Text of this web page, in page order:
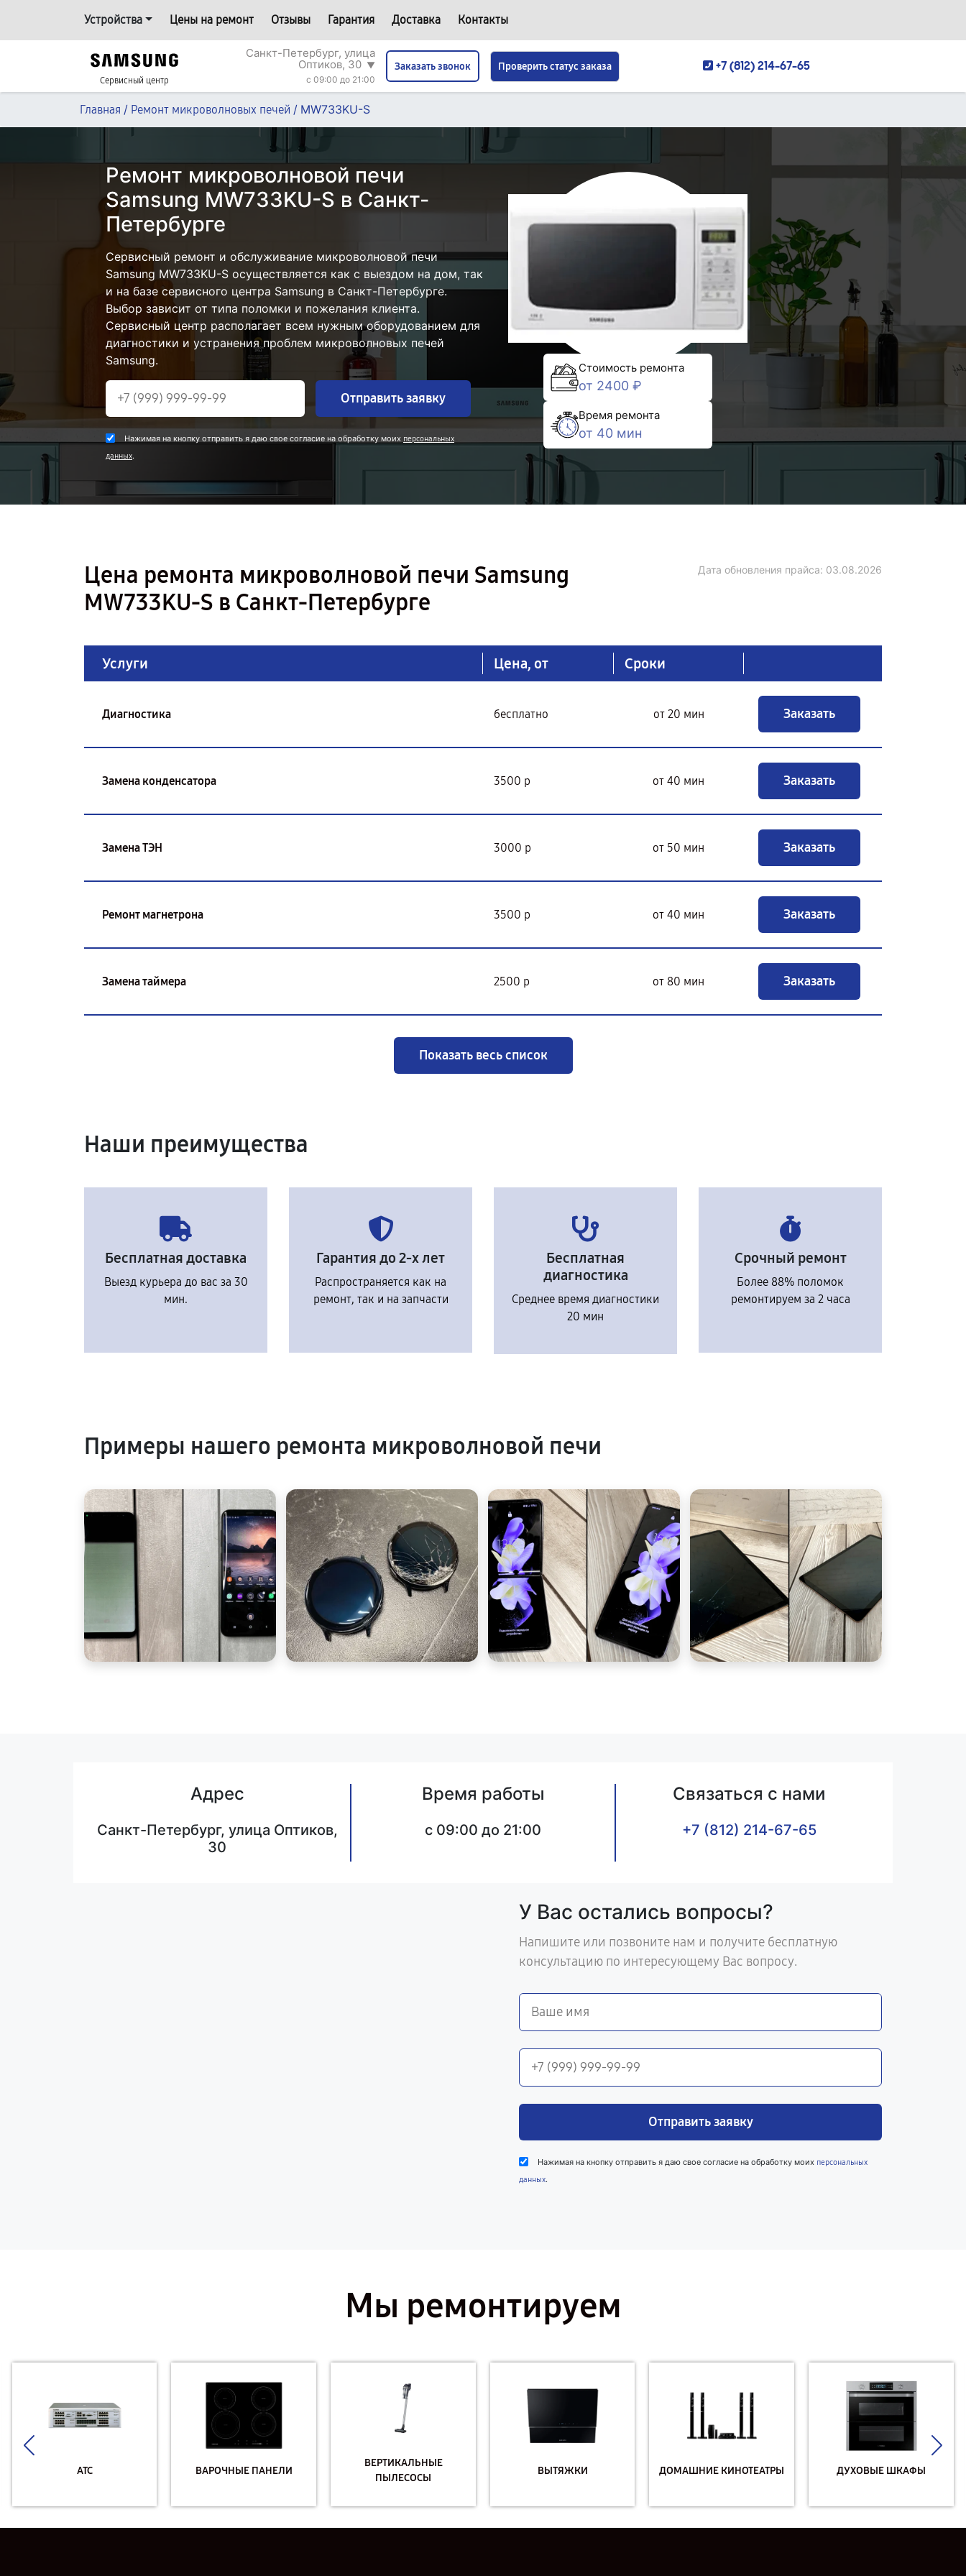
Устройства Цены на ремонт Отзывы Гарантия Доставка Контакты
Сервисный центр
Санкт-Петербург, улица
Оптиков, 30 ▼
c 09:00 до 21:00
Заказать звонок Проверить статус заказа +7 (812) 214-67-65
Главная / Ремонт микроволновых печей / MW733KU-S
Ремонт микроволновой печи
Samsung MW733KU-S в Санкт-
Петербурге
Сервисный ремонт и обслуживание микроволновой печи
Samsung MW733KU-S осуществляется как с выездом на дом, так
и на базе сервисного центра Samsung в Санкт-Петербурге.
Выбор зависит от типа поломки и пожелания клиента.
Сервисный центр располагает всем нужным оборудованием для
диагностики и устранения проблем микроволновых печей
Samsung.
Отправить заявку
Нажимая на кнопку отправить я даю свое согласие на обработку моих персональных
данных.
Стоимость ремонта
от 2400 ₽
Время ремонта
от 40 мин
Цена ремонта микроволновой печи Samsung
MW733KU-S в Санкт-Петербурге
Дата обновления прайса: 03.08.2026
Услуги Цена, от Сроки
Диагностика бесплатно от 20 мин Заказать
Замена конденсатора 3500 р от 40 мин Заказать
Замена ТЭН 3000 р от 50 мин Заказать
Ремонт магнетрона 3500 р от 40 мин Заказать
Замена таймера 2500 р от 80 мин Заказать
Показать весь список
Наши преимущества
Бесплатная доставка
Выезд курьера до вас за 30
мин.
Гарантия до 2-х лет
Распространяется как на
ремонт, так и на запчасти
Бесплатная
диагностика
Среднее время диагностики
20 мин
Срочный ремонт
Более 88% поломок
ремонтируем за 2 часа
Примеры нашего ремонта микроволновой печи
Адрес
Санкт-Петербург, улица Оптиков,
30
Время работы
c 09:00 до 21:00
Связаться с нами
+7 (812) 214-67-65
У Вас остались вопросы?
Напишите или позвоните нам и получите бесплатную
консультацию по интересующему Вас вопросу.
Отправить заявку
Нажимая на кнопку отправить я даю свое согласие на обработку моих персональных
данных.
Мы ремонтируем
АТС ВАРОЧНЫЕ ПАНЕЛИ
ВЕРТИКАЛЬНЫЕ
ПЫЛЕСОСЫ
ВЫТЯЖКИ ДОМАШНИЕ КИНОТЕАТРЫ ДУХОВЫЕ ШКАФЫ